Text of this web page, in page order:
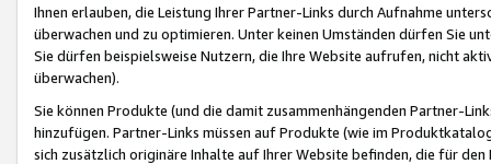
Ihnen erlauben, die Leistung Ihrer Partner-Links durch Aufnahme
überwachen und zu optimieren. Unter keinen Umständen dürfen Sie
Sie dürfen beispielsweise Nutzern, die Ihre Website aufrufen, nicht
überwachen).
Sie können Produkte (und die damit zusammenhängenden Partner-
hinzufügen. Partner-Links müssen auf Produkte (wie im
sich zusätzlich originäre Inhalte auf Ihrer Website befinden, die für